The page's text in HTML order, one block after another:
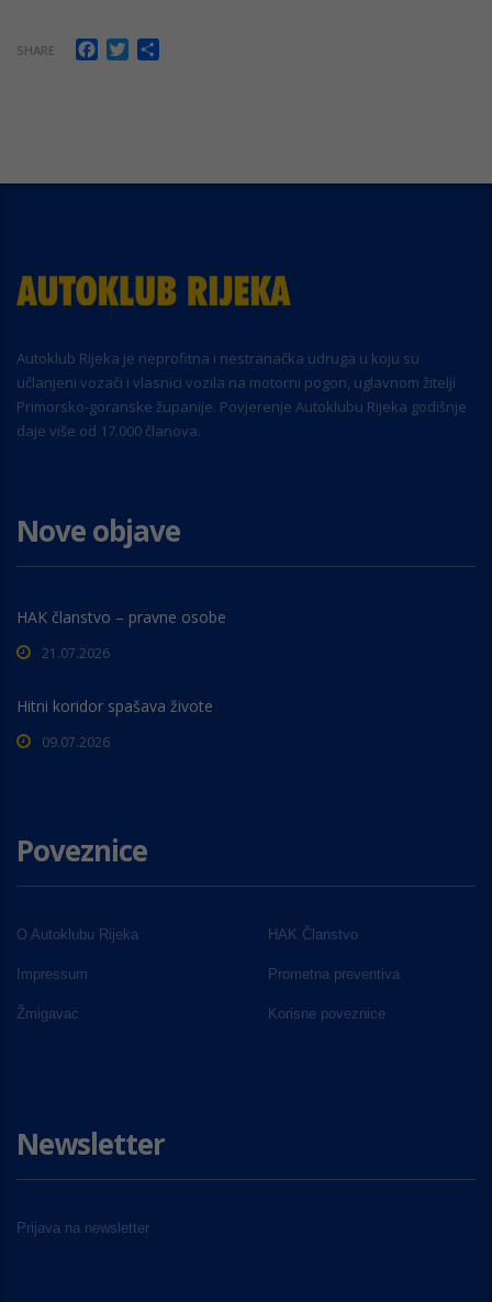
SHARE Facebook
Twitter
Autoklub Rijeka je neprofitna i nestranačka udruga u koju su
učlanjeni vozači i vlasnici vozila na motorni pogon, uglavnom žitelji
Primorsko-goranske županije. Povjerenje Autoklubu Rijeka godišnje
daje više od 17.000 članova.
Nove objave
HAK članstvo – pravne osobe
21.07.2026
Hitni koridor spašava živote
09.07.2026
Poveznice
O Autoklubu Rijeka HAK Članstvo
Impressum Prometna preventiva
Žmigavac Korisne poveznice
Newsletter
Prijava na newsletter